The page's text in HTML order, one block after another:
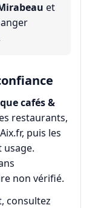
et
cafés &
restaurants,
puis les
non vérifié.
consultez